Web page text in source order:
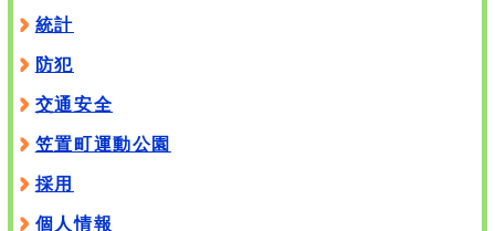
統計
防犯
交通安全
笠置町運動公園
採用
個人情報